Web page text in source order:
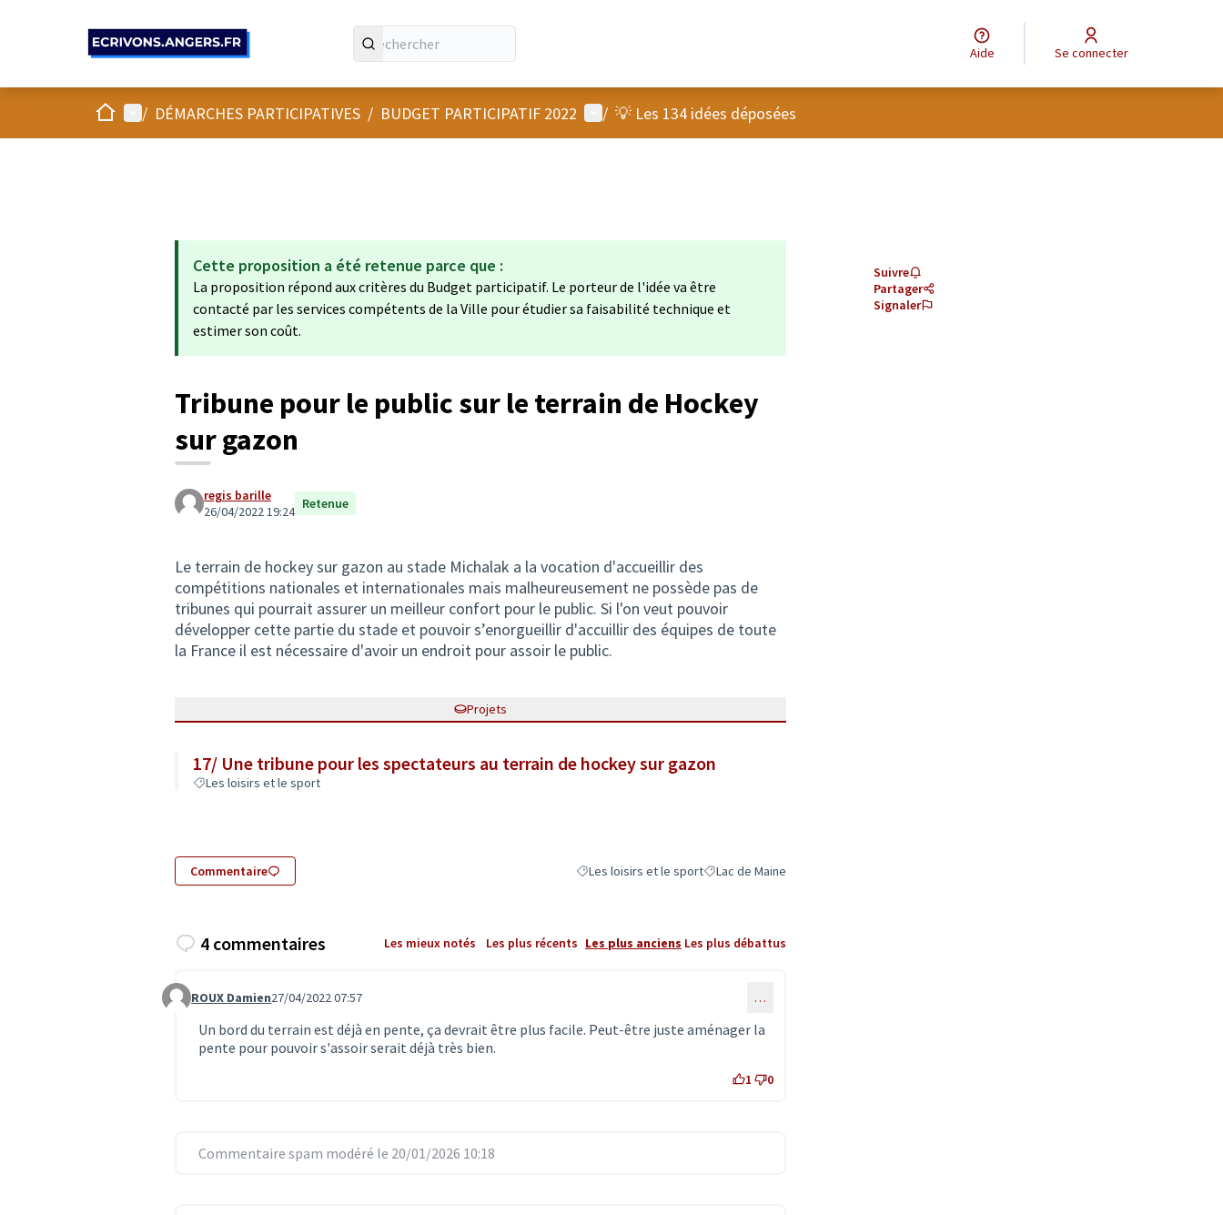
Aide Se connecter
AccueilMenu principal
/ DÉMARCHES PARTICIPATIVES / BUDGET PARTICIPATIF 2022 Menu utilisateur
/ 💡 Les 134 idées déposées
Cette proposition a été retenue parce que :
La proposition répond aux critères du Budget participatif. Le porteur de l'idée va être
contacté par les services compétents de la Ville pour étudier sa faisabilité technique et
estimer son coût.
Tribune pour le public sur le terrain de Hockey
sur gazon
regis barille
26/04/2022 19:24 Retenue
Le terrain de hockey sur gazon au stade Michalak a la vocation d'accueillir des
compétitions nationales et internationales mais malheureusement ne possède pas de
tribunes qui pourrait assurer un meilleur confort pour le public. Si l'on veut pouvoir
développer cette partie du stade et pouvoir s’enorgueillir d'accuillir des équipes de toute
la France il est nécessaire d'avoir un endroit pour assoir le public.
Projets
17/ Une tribune pour les spectateurs au terrain de hockey sur gazon
Les loisirs et le sport
Commentaire Filtrer les résultats de la catégorie : Les loisirs et le sport
Les loisirs et le sportFiltrer les résultats pour le secteur : Lac de Maine
Lac de Maine
Suivre
Partager
Signaler
4 commentaires Les mieux notés Les plus récents Les plus anciens Les plus débattus
Commentaire 4015
ROUX Damien27/04/2022 07:57 …
Un bord du terrain est déjà en pente, ça devrait être plus facile. Peut-être juste aménager la
pente pour pouvoir s'assoir serait déjà très bien.
1 0
Commentaire spam modéré le 20/01/2026 10:18